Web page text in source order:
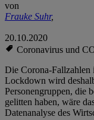
von
Frauke Suhr,
20.10.2020
Coronavirus und
Die Corona-Fallzahlen
Lockdown wird
Personengruppen, die
gelitten haben, wäre
Datenanalyse des